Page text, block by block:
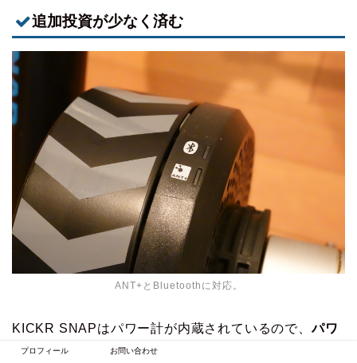
追加投資が少なく済む
ANT+とBluetoothに対応。
KICKR SNAPはパワー計が内蔵されているので、パワ
メを買う必要がありません。
プロフィール お問い合わせ